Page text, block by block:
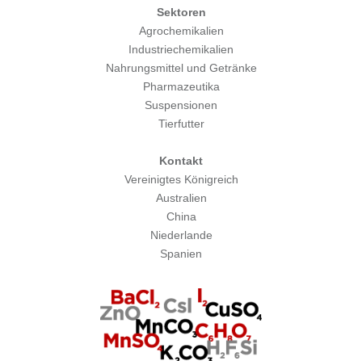
Sektoren
Agrochemikalien
Industriechemikalien
Nahrungsmittel und Getränke
Pharmazeutika
Suspensionen
Tierfutter
Kontakt
Vereinigtes Königreich
Australien
China
Niederlande
Spanien